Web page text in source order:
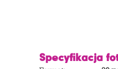
Specyfikacja